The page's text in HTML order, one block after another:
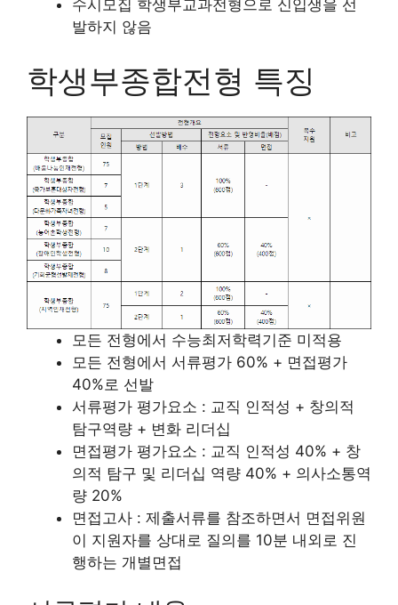
수시모집 학생부교과전형으로 신입생을 선
발하지 않음
학생부종합전형 특징
모든 전형에서 수능최저학력기준 미적용
모든 전형에서 서류평가 60% + 면접평가
40%로 선발
서류평가 평가요소 : 교직 인적성 + 창의적
탐구역량 + 변화 리더십
면접평가 평가요소 : 교직 인적성 40% + 창
의적 탐구 및 리더십 역량 40% + 의사소통역
량 20%
면접고사 : 제출서류를 참조하면서 면접위원
이 지원자를 상대로 질의를 10분 내외로 진
행하는 개별면접